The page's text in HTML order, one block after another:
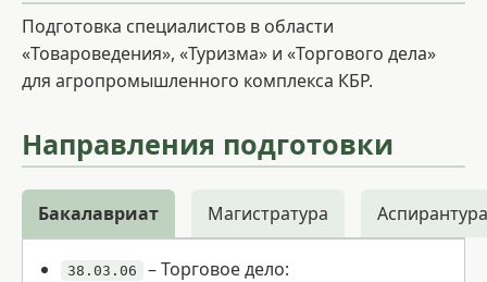
Подготовка специалистов в области
«Товароведения», «Туризма» и «Торгового дела»
для агропромышленного комплекса КБР.
Направления подготовки
Бакалавриат Магистратура Аспирантура
38.03.06
– Торговое дело: